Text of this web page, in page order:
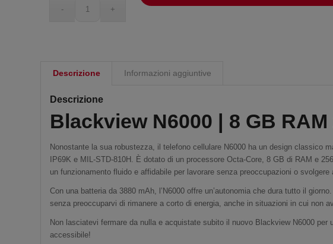
Descrizione Informazioni aggiuntive
Descrizione
Blackview N6000 | 8 GB RAM
Nonostante la sua robustezza, il telefono cellulare N6000 ha un design classico
IP69K e MIL-STD-810H. È dotato di un processore Octa-Core, 8 GB di RAM e
un funzionamento fluido e affidabile per lavorare senza preoccupazioni o svolgere
Con una batteria da 3880 mAh, l’N6000 offre un’autonomia che dura tutto il
senza preoccuparvi di rimanere a corto di energia, anche in situazioni in cui non
Non lasciatevi fermare da nulla e acquistate subito il nuovo Blackview N6000 per
accessibile!